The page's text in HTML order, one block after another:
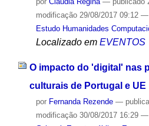
modificação29/08/2017 09:12 —
Estudo Humanidades
Localizado em EVENTOS
O impacto do 'digital' nas
culturais de Portugal e UE
por Fernanda Rezende —
modificação30/08/2017 16:29 —